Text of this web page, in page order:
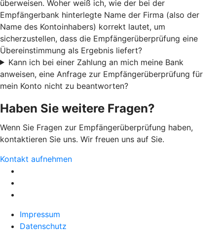
überweisen. Woher weiß ich, wie der bei der
Empfängerbank hinterlegte Name der Firma (also der
Name des Kontoinhabers) korrekt lautet, um
sicherzustellen, dass die Empfängerüberprüfung eine
Übereinstimmung als Ergebnis liefert?
Kann ich bei einer Zahlung an mich meine Bank
anweisen, eine Anfrage zur Empfängerüberprüfung für
mein Konto nicht zu beantworten?
Haben Sie weitere Fragen?
Wenn Sie Fragen zur Empfängerüberprüfung haben,
kontaktieren Sie uns. Wir freuen uns auf Sie.
Kontakt aufnehmen
Impressum
Datenschutz